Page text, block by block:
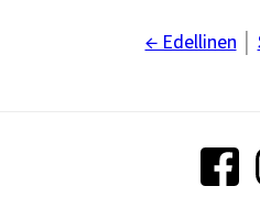
← Edellinen